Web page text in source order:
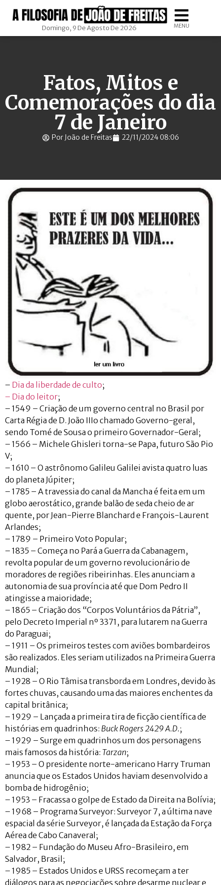
Domingo, 9 De Agosto De 2026 MENU
Fatos, Mitos e
Comemorações do dia
7 de Janeiro
Por João de Freitas 22/11/2024 08:06
– Dia da liberdade de culto;
– Dia do leitor;
– 1549 – Criação de um governo central no Brasil por
Carta Régia de D. João IIIo chamado Governo-geral,
sendo Tomé de Sousa o primeiro Governador-Geral;
– 1566 – Michele Ghisleri torna-se Papa, futuro São Pio
V;
– 1610 – O astrônomo Galileu Galilei avista quatro luas
do planeta Júpiter;
– 1785 – A travessia do canal da Mancha é feita em um
globo aerostático, grande balão de seda cheio de ar
quente, por Jean-Pierre Blanchard e François-Laurent
Arlandes;
– 1789 – Primeiro Voto Popular;
– 1835 – Começa no Pará a Guerra da Cabanagem,
revolta popular de um governo revolucionário de
moradores de regiões ribeirinhas. Eles anunciam a
autonomia de sua província até que Dom Pedro II
atingisse a maioridade;
– 1865 – Criação dos “Corpos Voluntários da Pátria”,
pelo Decreto Imperial nº 3371, para lutarem na Guerra
do Paraguai;
– 1911 – Os primeiros testes com aviões bombardeiros
são realizados. Eles seriam utilizados na Primeira Guerra
Mundial;
– 1928 – O Rio Tâmisa transborda em Londres, devido às
fortes chuvas, causando uma das maiores enchentes da
capital britânica;
– 1929 – Lançada a primeira tira de ficção científica de
histórias em quadrinhos: Buck Rogers 2429 A.D.;
– 1929 – Surge em quadrinhos um dos personagens
mais famosos da história: Tarzan;
– 1953 – O presidente norte-americano Harry Truman
anuncia que os Estados Unidos haviam desenvolvido a
bomba de hidrogênio;
– 1953 – Fracassa o golpe de Estado da Direita na Bolívia;
– 1968 – Programa Surveyor: Surveyor 7, a última nave
espacial da série Surveyor, é lançada da Estação da Força
Aérea de Cabo Canaveral;
– 1982 – Fundação do Museu Afro-Brasileiro, em
Salvador, Brasil;
– 1985 – Estados Unidos e URSS recomeçam a ter
diálogos para as negociações sobre desarme nuclear e